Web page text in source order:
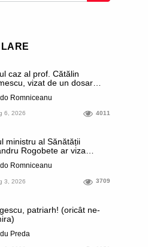
caz al prof. Cătălin
vizat de un dosar
Miroase a execuție
Cea mai imundă parte a
publică inclusiv documente
date ultra-personale
inclusiv
și tratamente
Romniceanu
6, 2026 4011
ministru al Sănătății
Rogobete ar viza
lui Dominic Fritz de primar
Timișoara. Pesedistul
imagini demne de Coreea
cu femei din Timișoara
Romniceanu
3, 2026 3709
patriarh! (oricât ne-
Preda